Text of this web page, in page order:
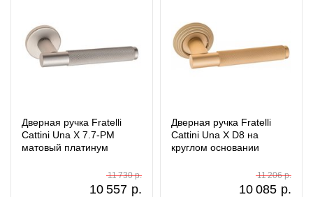
Дверная ручка Fratelli
Cattini Una X 7.7-PM
матовый платинум
10 557 р.
11 730 р.
Дверная ручка Fratelli
Cattini Una X D8 на
круглом основании
10 085 р.
11 206 р.